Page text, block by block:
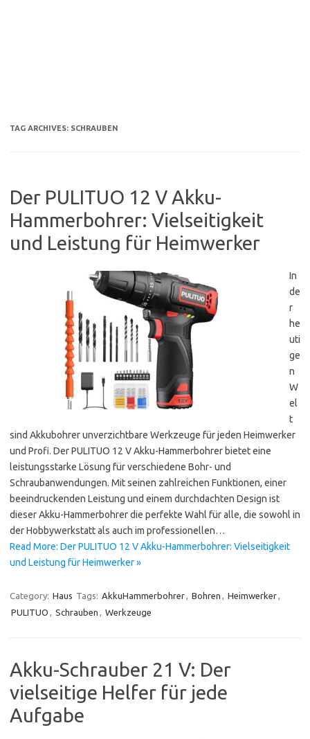
TAG ARCHIVES: SCHRAUBEN
Der PULITUO 12 V Akku-
Hammerbohrer: Vielseitigkeit
und Leistung für Heimwerker
In
de
r
he
uti
ge
n
W
el
t
sind Akkubohrer unverzichtbare Werkzeuge für jeden Heimwerker
und Profi. Der PULITUO 12 V Akku-Hammerbohrer bietet eine
leistungsstarke Lösung für verschiedene Bohr- und
Schraubanwendungen. Mit seinen zahlreichen Funktionen, einer
beeindruckenden Leistung und einem durchdachten Design ist
dieser Akku-Hammerbohrer die perfekte Wahl für alle, die sowohl in
der Hobbywerkstatt als auch im professionellen…
Read More: Der PULITUO 12 V Akku-Hammerbohrer: Vielseitigkeit
und Leistung für Heimwerker »
Category: Haus Tags: AkkuHammerbohrer, Bohren , Heimwerker,
PULITUO , Schrauben , Werkzeuge
Akku-Schrauber 21 V: Der
vielseitige Helfer für jede
Aufgabe